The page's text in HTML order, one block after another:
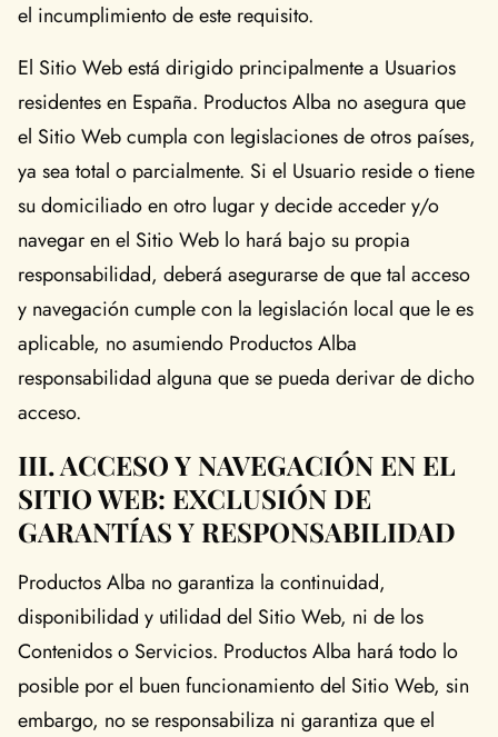
el incumplimiento de este requisito.
El Sitio Web está dirigido principalmente a Usuarios
residentes en España. Productos Alba no asegura que
el Sitio Web cumpla con legislaciones de otros países,
ya sea total o parcialmente. Si el Usuario reside o tiene
su domiciliado en otro lugar y decide acceder y/o
navegar en el Sitio Web lo hará bajo su propia
responsabilidad, deberá asegurarse de que tal acceso
y navegación cumple con la legislación local que le es
aplicable, no asumiendo Productos Alba
responsabilidad alguna que se pueda derivar de dicho
acceso.
III. ACCESO Y NAVEGACIÓN EN EL
SITIO WEB: EXCLUSIÓN DE
GARANTÍAS Y RESPONSABILIDAD
Productos Alba no garantiza la continuidad,
disponibilidad y utilidad del Sitio Web, ni de los
Contenidos o Servicios. Productos Alba hará todo lo
posible por el buen funcionamiento del Sitio Web, sin
embargo, no se responsabiliza ni garantiza que el